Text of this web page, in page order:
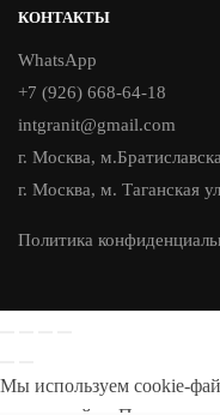
КОНТАКТЫ
WhatsApp
+7 (926) 668-64-18
intgranit@gmail.com
г. Москва,
г. Москва, м. Таганская
Политика
Мы используем cookie-